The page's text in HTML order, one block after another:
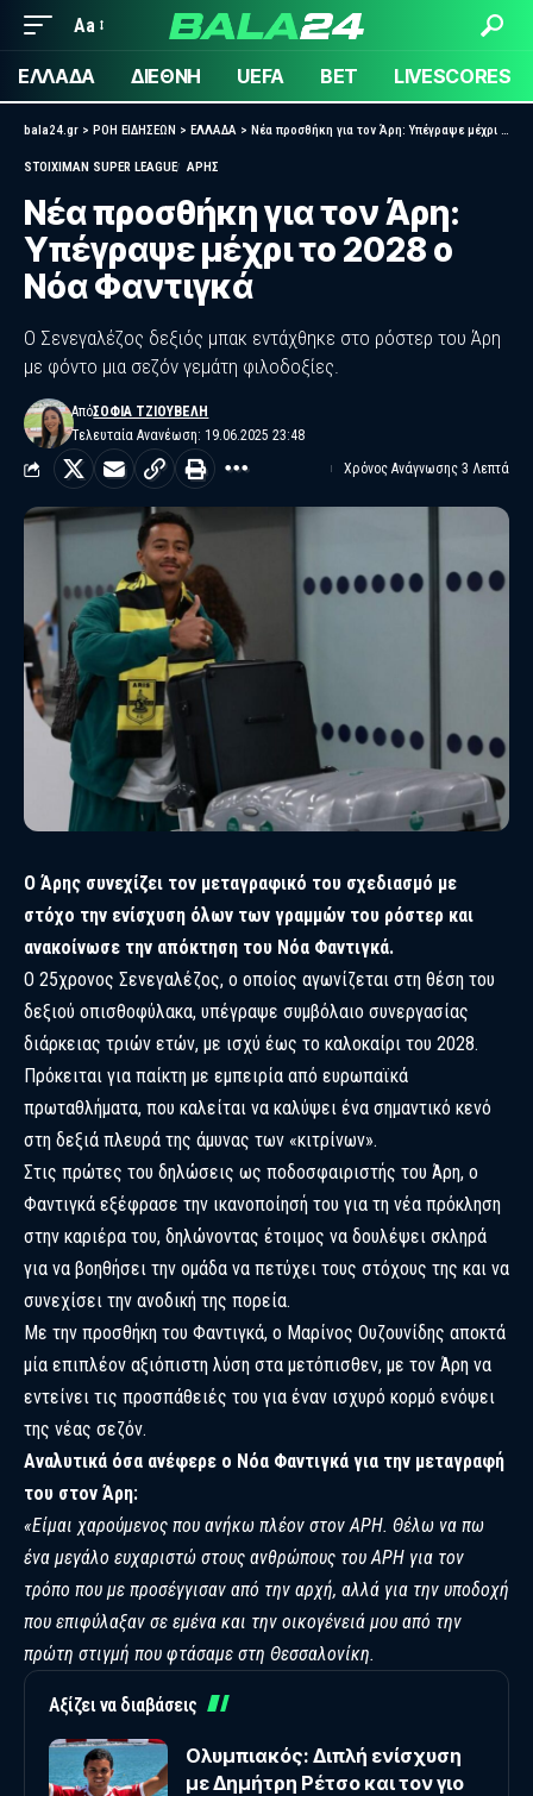
Aa
ΕΛΛΑΔΑ ΔΙΕΘΝΗ UEFA BET LIVESCORES
bala24.gr > ΡΟΗ ΕΙΔΗΣΕΩΝ > ΕΛΛΑΔΑ > Νέα προσθήκη για τον Άρη: Υπέγραψε μέχρι το 2028 ο Νόα Φαντιγκά
STOIXIMAN SUPER LEAGUE ΑΡΗΣ
Νέα προσθήκη για τον Άρη:
Υπέγραψε μέχρι το 2028 ο
Νόα Φαντιγκά
Ο Σενεγαλέζος δεξιός μπακ εντάχθηκε στο ρόστερ του Άρη
με φόντο μια σεζόν γεμάτη φιλοδοξίες.
Τελευταία Ανανέωση: 19.06.2025 23:48
ΑπόΣΟΦΊΑ ΤΖΙΟΎΒΕΛΗ
Χρόνος Ανάγνωσης 3 Λεπτά
Ο Άρης συνεχίζει τον μεταγραφικό του σχεδιασμό με
στόχο την ενίσχυση όλων των γραμμών του ρόστερ και
ανακοίνωσε την απόκτηση του Νόα Φαντιγκά.
Ο 25χρονος Σενεγαλέζος, ο οποίος αγωνίζεται στη θέση του
δεξιού οπισθοφύλακα, υπέγραψε συμβόλαιο συνεργασίας
διάρκειας τριών ετών, με ισχύ έως το καλοκαίρι του 2028.
Πρόκειται για παίκτη με εμπειρία από ευρωπαϊκά
πρωταθλήματα, που καλείται να καλύψει ένα σημαντικό κενό
στη δεξιά πλευρά της άμυνας των «κιτρίνων».
Στις πρώτες του δηλώσεις ως ποδοσφαιριστής του Άρη, ο
Φαντιγκά εξέφρασε την ικανοποίησή του για τη νέα πρόκληση
στην καριέρα του, δηλώνοντας έτοιμος να δουλέψει σκληρά
για να βοηθήσει την ομάδα να πετύχει τους στόχους της και να
συνεχίσει την ανοδική της πορεία.
Με την προσθήκη του Φαντιγκά, ο Μαρίνος Ουζουνίδης αποκτά
μία επιπλέον αξιόπιστη λύση στα μετόπισθεν, με τον Άρη να
εντείνει τις προσπάθειές του για έναν ισχυρό κορμό ενόψει
της νέας σεζόν.
Αναλυτικά όσα ανέφερε ο Νόα Φαντιγκά για την μεταγραφή
του στον Άρη:
«Είμαι χαρούμενος που ανήκω πλέον στον ΑΡΗ. Θέλω να πω
ένα μεγάλο ευχαριστώ στους ανθρώπους του ΑΡΗ για τον
τρόπο που με προσέγγισαν από την αρχή, αλλά για την υποδοχή
που επιφύλαξαν σε εμένα και την οικογένειά μου από την
πρώτη στιγμή που φτάσαμε στη Θεσσαλονίκη.
Αξίζει να διαβάσεις
Oλυμπιακός: Διπλή ενίσχυση
με Δημήτρη Ρέτσο και τον γιο